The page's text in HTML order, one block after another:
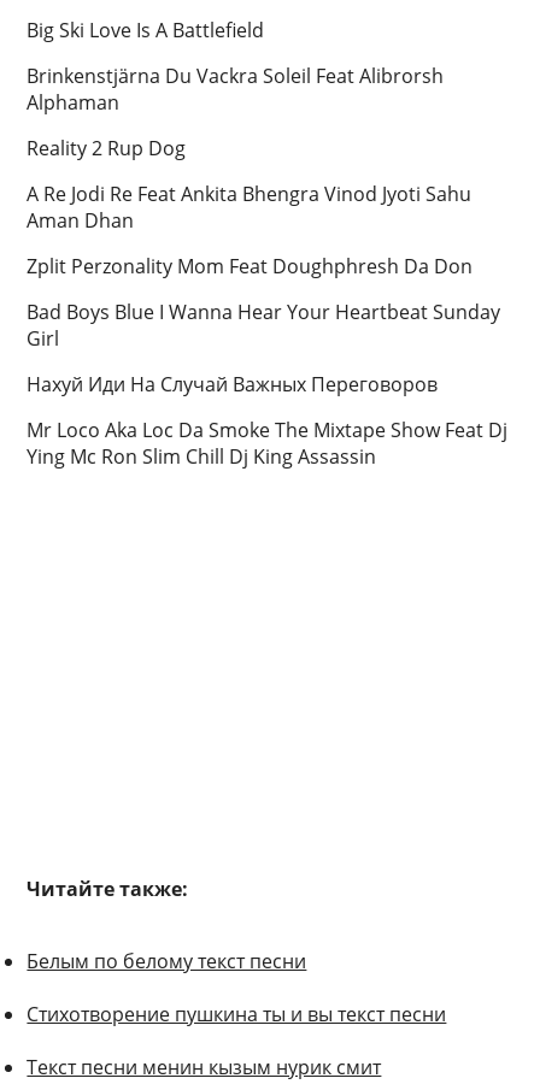
Big Ski Love Is A Battlefield
Brinkenstjärna Du Vackra Soleil Feat Alibrorsh
Alphaman
Reality 2 Rup Dog
A Re Jodi Re Feat Ankita Bhengra Vinod Jyoti Sahu
Aman Dhan
Zplit Perzonality Mom Feat Doughphresh Da Don
Bad Boys Blue I Wanna Hear Your Heartbeat Sunday
Girl
Нахуй Иди На Случай Важных Переговоров
Mr Loco Aka Loc Da Smoke The Mixtape Show Feat Dj
Ying Mc Ron Slim Chill Dj King Assassin
Читайте также:
Белым по белому текст песни
Стихотворение пушкина ты и вы текст песни
Текст песни менин кызым нурик смит